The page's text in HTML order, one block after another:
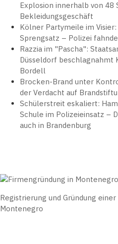
Explosion innerhalb von 48
Bekleidungsgeschäft
Kölner Partymeile im
Sprengsatz – Polizei
Razzia im "Pascha":
Düsseldorf beschlagnahmt
Bordell
Brocken-Brand unter
der Verdacht auf
Schülerstreit eskaliert:
Schule im Polizeieinsatz –
auch in Brandenburg
Registrierung und Gründung einer
Montenegro